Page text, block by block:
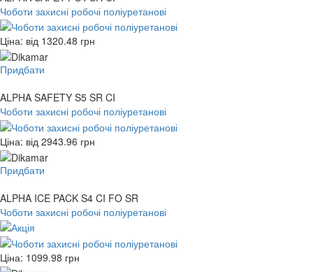
Чоботи захисні робочі поліуретанові
Ціна: від 1320.48 грн
Придбати
ALPHA SAFETY S5 SR CI
Чоботи захисні робочі поліуретанові
Ціна: від 2943.96 грн
Придбати
ALPHA ICE PACK S4 CI FO SR
Чоботи захисні робочі поліуретанові
Ціна: 1099.98 грн